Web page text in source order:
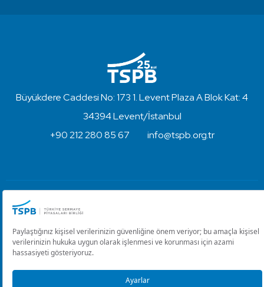
Büyükdere Caddesi No: 173 1. Levent Plaza A Blok Kat: 4
34394 Levent/İstanbul
+90 212 280 85 67
info@tspb.org.tr
Kullanım Koşulları ve Gizlilik
Çerez Ayarlarını Düzenle